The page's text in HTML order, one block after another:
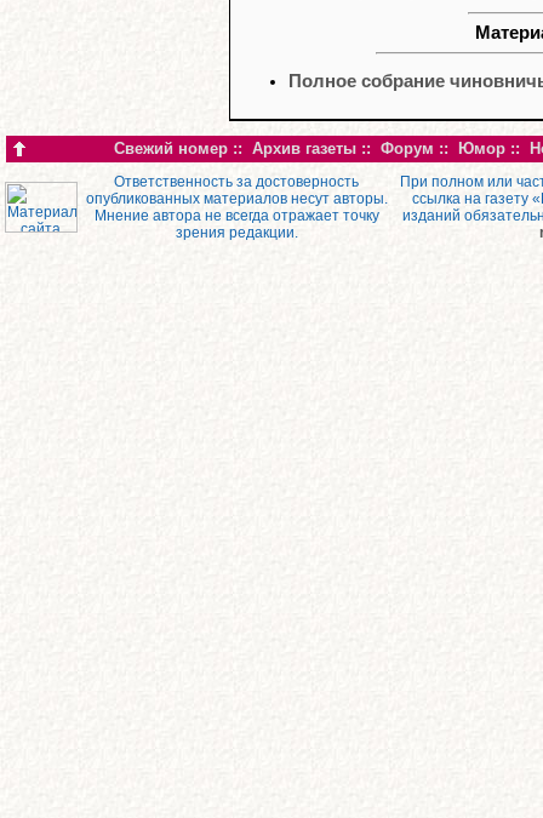
Полное собрание
Свежий номер :: Архив газеты :: Форум :: Юмор ::
Ответственность за достоверность
опубликованных материалов несут авторы.
Мнение автора не всегда отражает точку
зрения редакции.
При полном или
ссылка на газету
изданий